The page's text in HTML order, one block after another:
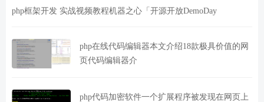
php框架开发 实战视频教程机器之心「开源开放DemoDay
php在线代码编辑器本文介绍18款极具价值的网
页代码编辑器介
php代码加密软件一个扩展程序被发现在网页上